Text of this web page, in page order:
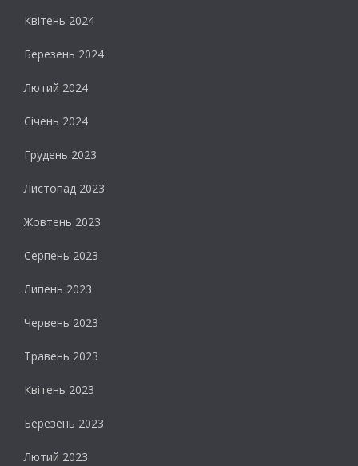
Квітень 2024
Березень 2024
Лютий 2024
Січень 2024
Грудень 2023
Листопад 2023
Жовтень 2023
Серпень 2023
Липень 2023
Червень 2023
Травень 2023
Квітень 2023
Березень 2023
Лютий 2023